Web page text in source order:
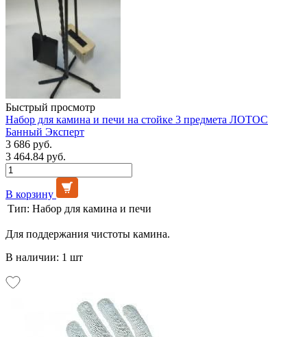
Быстрый просмотр
Набор для камина и печи на стойке 3 предмета ЛОТОС
Банный Эксперт
3 686 руб.
3 464.84 руб.
В корзину
Тип: Набор для камина и печи
Для поддержания чистоты камина.
В наличии: 1 шт